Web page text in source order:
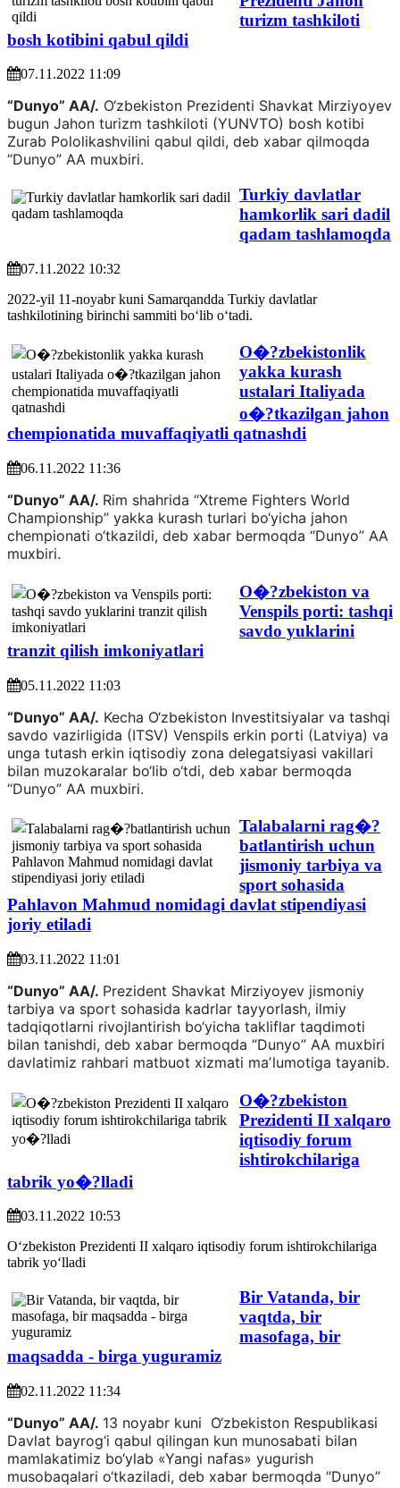
turizm tashkiloti
bosh kotibini qabul qildi
07.11.2022 11:09
“Dunyo” AA/. O‘zbekiston Prezidenti Shavkat Mirziyoyev
bugun Jahon turizm tashkiloti (YUNVTO) bosh kotibi
Zurab Pololikashvilini qabul qildi, deb xabar qilmoqda
“Dunyo” AA muxbiri.
Turkiy davlatlar
hamkorlik sari dadil
qadam tashlamoqda
07.11.2022 10:32
2022-yil 11-noyabr kuni Samarqandda Turkiy davlatlar
tashkilotining birinchi sammiti boʻlib oʻtadi.
O�?zbekistonlik
yakka kurash
ustalari Italiyada
o�?tkazilgan jahon
chempionatida muvaffaqiyatli qatnashdi
06.11.2022 11:36
“Dunyo” AA/. Rim shahrida “Xtreme Fighters World
Championship” yakka kurash turlari bo‘yicha jahon
chempionati o‘tkazildi, deb xabar bermoqda “Dunyo” AA
muxbiri.
O�?zbekiston va
Venspils porti: tashqi
savdo yuklarini
tranzit qilish imkoniyatlari
05.11.2022 11:03
“Dunyo” AA/. Kecha O‘zbekiston Investitsiyalar va tashqi
savdo vazirligida (ITSV) Venspils erkin porti (Latviya) va
unga tutash erkin iqtisodiy zona delegatsiyasi vakillari
bilan muzokaralar bo‘lib o‘tdi, deb xabar bermoqda
“Dunyo” AA muxbiri.
Talabalarni rag�?
batlantirish uchun
jismoniy tarbiya va
sport sohasida
Pahlavon Mahmud nomidagi davlat stipendiyasi
joriy etiladi
03.11.2022 11:01
“Dunyo” AA/. Prezident Shavkat Mirziyoyev jismoniy
tarbiya va sport sohasida kadrlar tayyorlash, ilmiy
tadqiqotlarni rivojlantirish bo‘yicha takliflar taqdimoti
bilan tanishdi, deb xabar bermoqda “Dunyo” AA muxbiri
davlatimiz rahbari matbuot xizmati maʼlumotiga tayanib.
O�?zbekiston
Prezidenti II xalqaro
iqtisodiy forum
ishtirokchilariga
tabrik yo�?lladi
03.11.2022 10:53
O‘zbekiston Prezidenti II xalqaro iqtisodiy forum ishtirokchilariga
tabrik yo‘lladi
Bir Vatanda, bir
vaqtda, bir
masofaga, bir
maqsadda - birga yuguramiz
02.11.2022 11:34
“Dunyo” AA/. 13 noyabr kuni O‘zbekiston Respublikasi
Davlat bayrog‘i qabul qilingan kun munosabati bilan
mamlakatimiz bo‘ylab «Yangi nafas» yugurish
musobaqalari o‘tkaziladi, deb xabar bermoqda “Dunyo”